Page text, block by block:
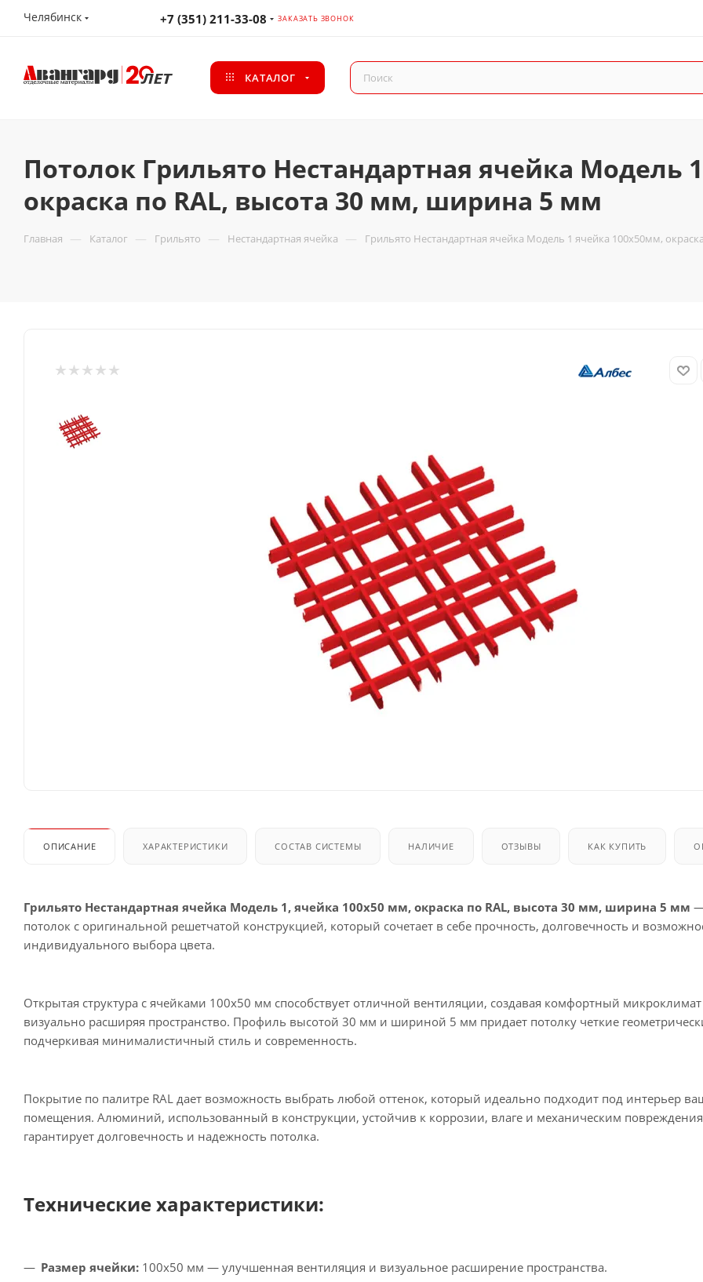
Челябинск +7 (351) 211-33-08 ЗАКАЗАТЬ ЗВОНОК
КАТАЛОГ
Потолок Грильято Нестандартная ячейка Модель
окраска по RAL, высота 30 мм, ширина 5 мм
Главная — Каталог — Грильято — Нестандартная ячейка — Грильято Нестандартная ячейка Модель 1 ячейка 100х50мм,
ОПИСАНИЕ ХАРАКТЕРИСТИКИ СОСТАВ СИСТЕМЫ НАЛИЧИЕ ОТЗЫВЫ КАК КУПИТЬ
Грильято Нестандартная ячейка Модель 1, ячейка 100х50 мм, окраска по RAL, высота 30 мм, ширина 5 мм
потолок с оригинальной решетчатой конструкцией, который сочетает в себе прочность, долговечность и
индивидуального выбора цвета.
Открытая структура с ячейками 100х50 мм способствует отличной вентиляции, создавая комфортный
визуально расширяя пространство. Профиль высотой 30 мм и шириной 5 мм придает потолку четкие
подчеркивая минималистичный стиль и современность.
Покрытие по палитре RAL дает возможность выбрать любой оттенок, который идеально подходит под интерьер
помещения. Алюминий, использованный в конструкции, устойчив к коррозии, влаге и механическим
гарантирует долговечность и надежность потолка.
Технические характеристики:
Размер ячейки: 100х50 мм — улучшенная вентиляция и визуальное расширение пространства.